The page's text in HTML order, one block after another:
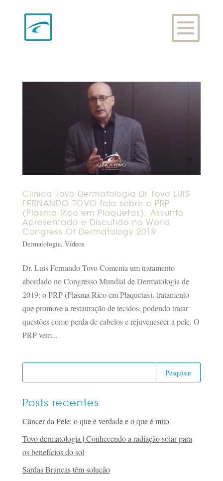
Clinica Tovo Dermatologia Dr Tovo LUIS
FERNANDO TOVO fala sobre o PRP
(Plasma Rico em Plaquetas), Assunto
Apresentado e Discutido no World
Congress Of Dermatology 2019
Dermatologia, Vídeos
Dr. Luis Fernando Tovo Comenta um tratamento
abordado no Congresso Mundial de Dermatologia de
2019: o PRP (Plasma Rico em Plaquetas), tratamento
que promove a restauração de tecidos, podendo tratar
questões como perda de cabelos e rejuvenescer a pele. O
PRP vem...
Posts recentes
Câncer da Pele: o que é verdade e o que é mito
Tovo dermatologia | Conhecendo a radiação solar para
os benefícios do sol
Sardas Brancas têm solução